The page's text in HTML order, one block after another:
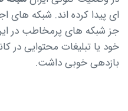
ای پیدا کرده اند. شبکه های
جز شبکه های پرمخاطب در
خود یا تبلیغات محتوایی در
بازدهی خوبی داشت.